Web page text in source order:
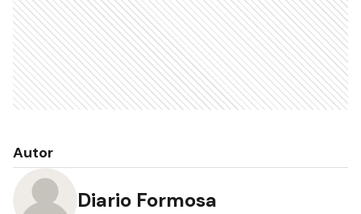
Autor
Diario Formosa